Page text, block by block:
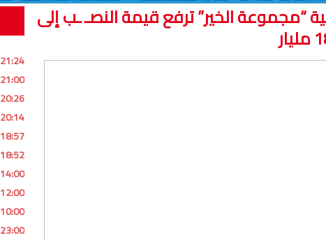
شكاية في قضية “مجموعة الخير” ترفع قيمة النصـ ـب إلى
21:24
21:00
20:26
20:14
18:57
18:52
14:00
12:00
10:00
23:00